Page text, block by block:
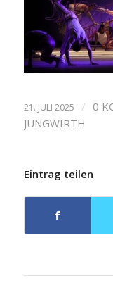
21. JULI 2025 / 0
JUNGWIRTH
Eintrag teilen